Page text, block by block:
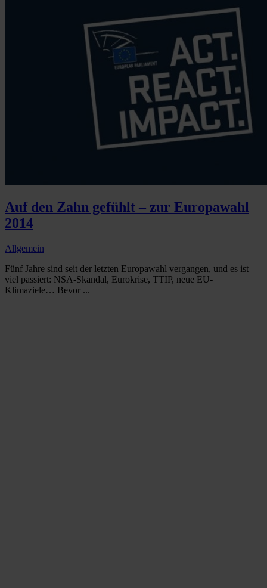
Auf den Zahn gefühlt – zur Europawahl
2014
Allgemein
Fünf Jahre sind seit der letzten Europawahl vergangen, und es ist
viel passiert: NSA-Skandal, Eurokrise, TTIP, neue EU-
Klimaziele… Bevor ...